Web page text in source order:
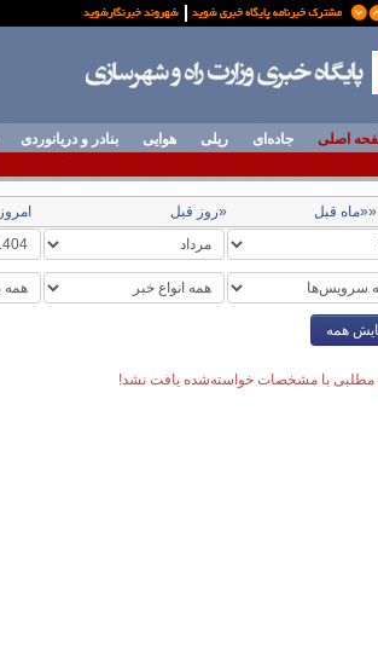
اصلی جاده‌ای ریلی هوایی بنادر و دریانوردی
««ماه قبل «روز قبل امروز
همه
مطلبی با مشخصات خواسته‌شده یافت نشد!